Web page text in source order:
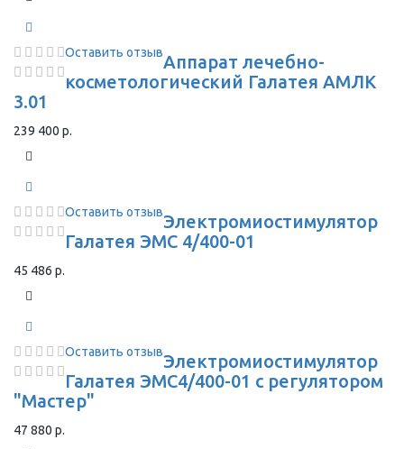
Оставить отзывАппарат лечебно-
косметологический Галатея АМЛК
3.01
239 400 р.
Оставить отзывЭлектромиостимулятор
Галатея ЭМС 4/400-01
45 486 р.
Оставить отзывЭлектромиостимулятор
Галатея ЭМС4/400-01 с регулятором
"Мастер"
47 880 р.